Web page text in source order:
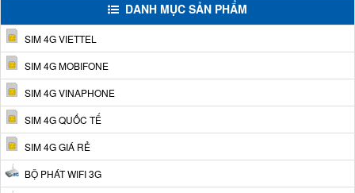
DANH MỤC SẢN PHẨM
SIM 4G VIETTEL
SIM 4G MOBIFONE
SIM 4G VINAPHONE
SIM 4G QUỐC TẾ
SIM 4G GIÁ RẺ
BỘ PHÁT WIFI 3G